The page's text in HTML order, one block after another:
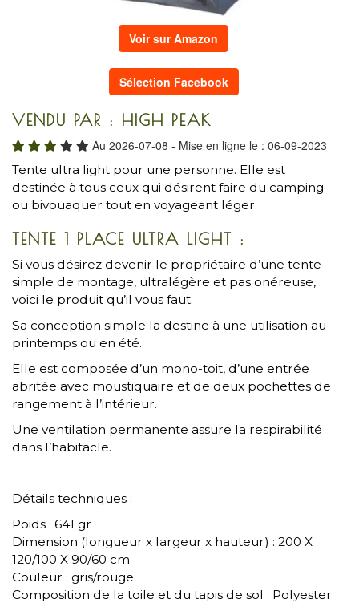
Voir sur Amazon
Sélection Facebook
VENDU PAR : HIGH PEAK
Au 2026-07-08 - Mise en ligne le : 06-09-2023
Tente ultra light pour une personne. Elle est
destinée à tous ceux qui désirent faire du camping
ou bivouaquer tout en voyageant léger.
TENTE 1 PLACE ULTRA LIGHT :
Si vous désirez devenir le propriétaire d’une tente
simple de montage, ultralégère et pas onéreuse,
voici le produit qu’il vous faut.
Sa conception simple la destine à une utilisation au
printemps ou en été.
Elle est composée d’un mono-toit, d’une entrée
abritée avec moustiquaire et de deux pochettes de
rangement à l’intérieur.
Une ventilation permanente assure la respirabilité
dans l’habitacle.
Détails techniques :
Poids : 641 gr
Dimension (longueur x largeur x hauteur) : 200 X
120/100 X 90/60 cm
Couleur : gris/rouge
Composition de la toile et du tapis de sol : Polyester